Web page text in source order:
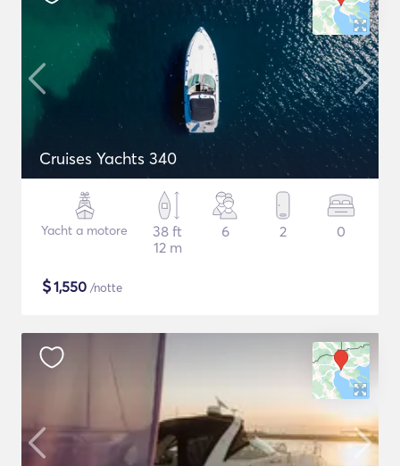
Cruises Yachts 340
Yacht a motore
38 ft
12 m
6 2 0
$1,550 /notte